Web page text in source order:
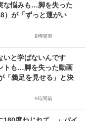
な悩みも…脚を失った
）が「ずっと運がい
9時間前
いと学ばないんです
トも…脚を失った動画
「義足を見せる」と決
9時間前